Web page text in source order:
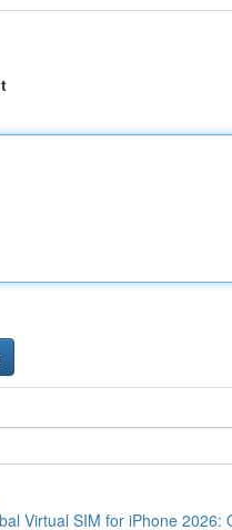
Virtual SIM for iPhone 2026: